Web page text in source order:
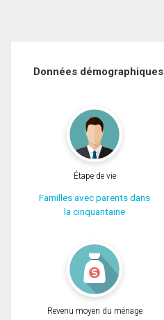
Données démographiques
Étape de vie
Familles avec parents dans
la cinquantaine
Revenu moyen du ménage